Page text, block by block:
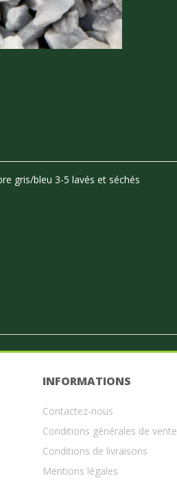
gris/bleu 3-5 lavés et séchés
INFORMATIONS
Contactez-nous
Conditions générales de vente
Conditions de livraisons
Mentions légales